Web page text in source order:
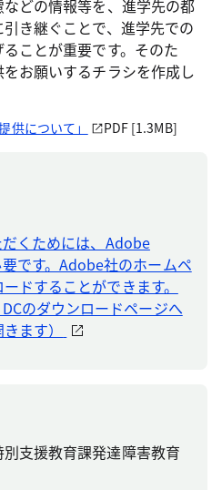
どの情報等を、進学先の都
き継ぐことで、進学先での
ことが重要です。そのた
お願いするチラシを作成し
供について」 PDF [1.3MB]
くためには、Adobe
です。Adobe社のホームペ
ドすることができます。
のダウンロードページへ
ます）
支援教育課発達障害教育